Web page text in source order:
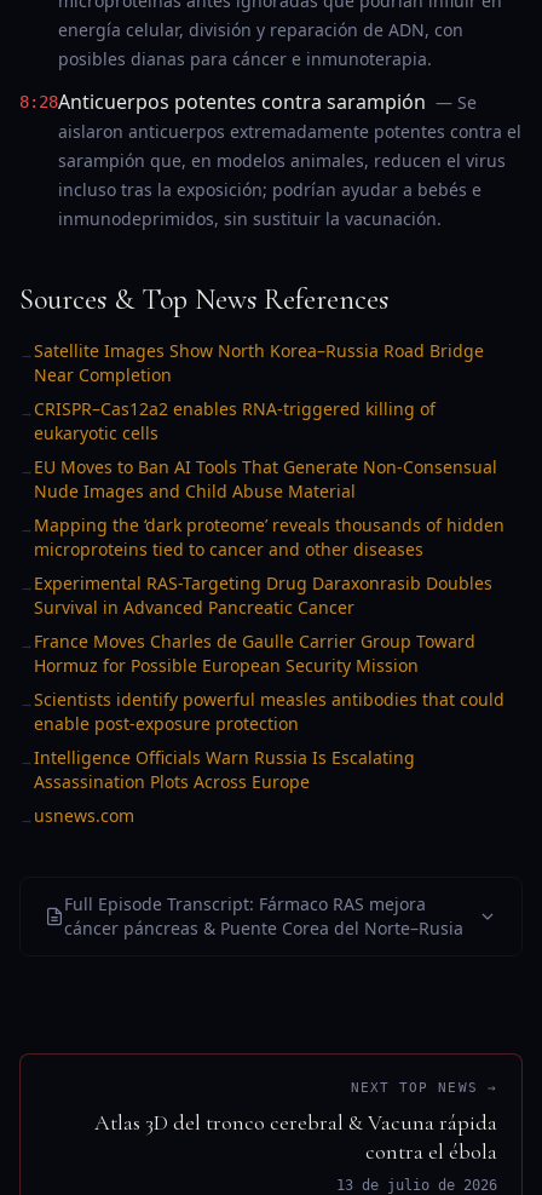
energía celular, división y reparación de ADN, con
posibles dianas para cáncer e inmunoterapia.
8:28Anticuerpos potentes contra sarampión — Se
aislaron anticuerpos extremadamente potentes contra el
sarampión que, en modelos animales, reducen el virus
incluso tras la exposición; podrían ayudar a bebés e
inmunodeprimidos, sin sustituir la vacunación.
Sources & Top News References
→Satellite Images Show North Korea–Russia Road Bridge
Near Completion
→ CRISPR–Cas12a2 enables RNA-triggered killing of
eukaryotic cells
→ EU Moves to Ban AI Tools That Generate Non-Consensual
Nude Images and Child Abuse Material
→ Mapping the ‘dark proteome’ reveals thousands of hidden
microproteins tied to cancer and other diseases
→ Experimental RAS-Targeting Drug Daraxonrasib Doubles
Survival in Advanced Pancreatic Cancer
→ France Moves Charles de Gaulle Carrier Group Toward
Hormuz for Possible European Security Mission
→Scientists identify powerful measles antibodies that could
enable post-exposure protection
→Intelligence Officials Warn Russia Is Escalating
Assassination Plots Across Europe
→ usnews.com
Full Episode Transcript: Fármaco RAS mejora
cáncer páncreas & Puente Corea del Norte–Rusia
NEXT TOP NEWS →
Atlas 3D del tronco cerebral & Vacuna rápida
contra el ébola
13 de julio de 2026